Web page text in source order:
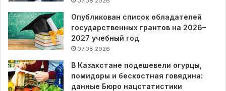
Опубликован список обладателей
государственных грантов на 2026–
2027 учебный год
07.08.2026
В Казахстане подешевели огурцы,
помидоры и бескостная говядина:
данные Бюро нацстатистики